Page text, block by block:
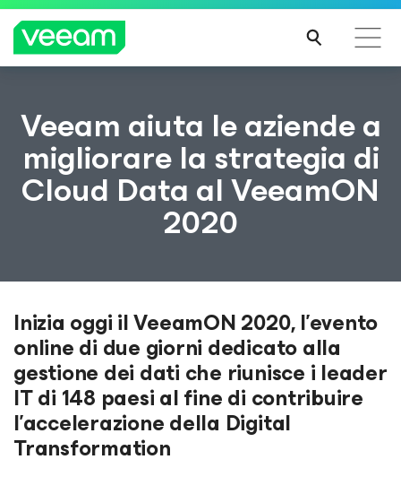
Linee guida di Veeam per i clienti interessati
dall'aggiornamento dei contenuti di CrowdStrike
PER
SAPE
RNE
Veeam aiuta le aziende a
migliorare la strategia di
Cloud Data al VeeamON
2020
Inizia oggi il VeeamON 2020, l’evento
online di due giorni dedicato alla
gestione dei dati che riunisce i leader
IT di 148 paesi al fine di contribuire
l’accelerazione della Digital
Transformation